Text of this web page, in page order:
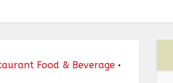
Food & Beverage •